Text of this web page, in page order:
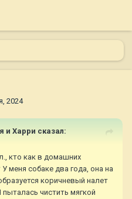
2024
и Харри сказал:
кто как в домашних
меня собаке два года, она на
коричневый налет
чистить мягкой